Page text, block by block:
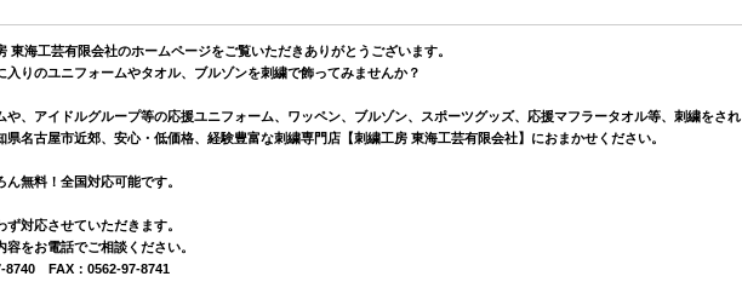
東海工芸有限会社のホームページをご覧いただきありがとうございます。
入りのユニフォームやタオル、ブルゾンを刺繍で飾ってみませんか？
や、アイドルグループ等の応援ユニフォーム、ワッペン、ブルゾン、スポーツグッズ、応援マフラータオル等、刺繍をされ
県名古屋市近郊、安心・低価格、経験豊富な刺繍専門店【刺繍工房 東海工芸有限会社】におまかせください。
ん無料！全国対応可能です。
ず対応させていただきます。
容をお電話でご相談ください。
8740 FAX：0562-97-8741